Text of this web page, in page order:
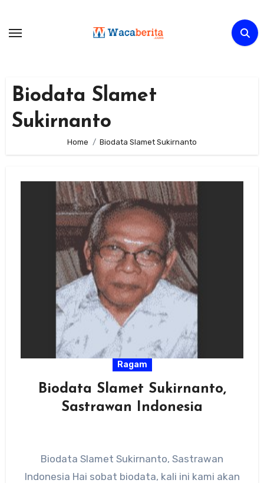
content
Biodata Slamet
Sukirnanto
Home Biodata Slamet Sukirnanto
Ragam
Biodata Slamet Sukirnanto,
Sastrawan Indonesia
Biodata Slamet Sukirnanto, Sastrawan
Indonesia Hai sobat biodata, kali ini kami akan